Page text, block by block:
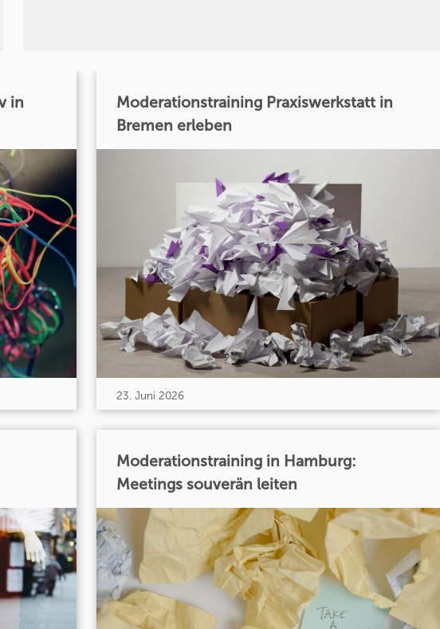
in
Moderationstraining Praxiswerkstatt in
Bremen erleben
23. Juni 2026
Moderationstraining in Hamburg:
Meetings souverän leiten